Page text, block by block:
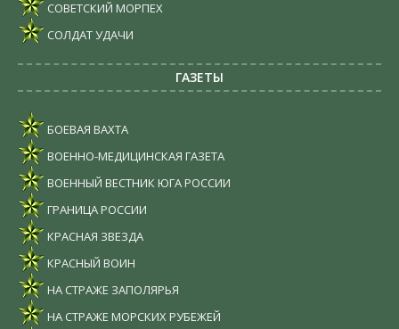
СОВЕТСКИЙ МОРПЕХ
СОЛДАТ УДАЧИ
ГАЗЕТЫ
БОЕВАЯ ВАХТА
ВОЕННО-МЕДИЦИНСКАЯ ГАЗЕТА
ВОЕННЫЙ ВЕСТНИК ЮГА РОССИИ
ГРАНИЦА РОССИИ
КРАСНАЯ ЗВЕЗДА
КРАСНЫЙ ВОИН
НА СТРАЖЕ ЗАПОЛЯРЬЯ
НА СТРАЖЕ МОРСКИХ РУБЕЖЕЙ